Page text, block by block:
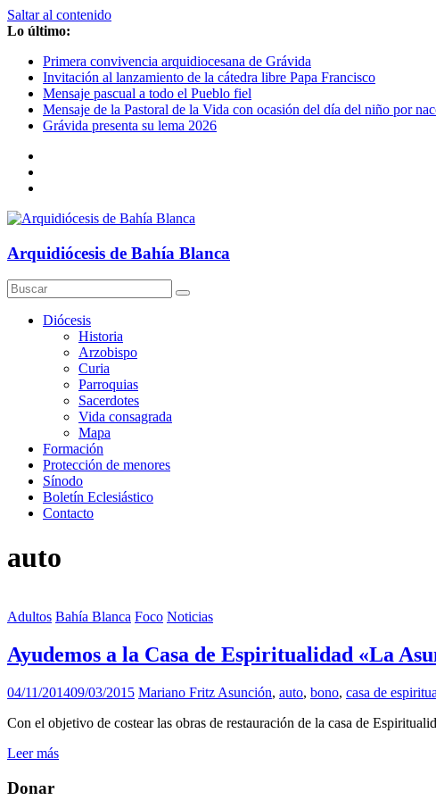
Saltar al contenido
Lo último:
Primera convivencia arquidiocesana de Grávida
Invitación al lanzamiento de la cátedra libre Papa Francisco
Mensaje pascual a todo el Pueblo fiel
Mensaje de la Pastoral de la Vida con ocasión del día del niño por
Grávida presenta su lema 2026
Arquidiócesis de Bahía Blanca
Diócesis
Historia
Arzobispo
Curia
Parroquias
Sacerdotes
Vida consagrada
Mapa
Formación
Protección de menores
Sínodo
Boletín Eclesiástico
Contacto
auto
Adultos Bahía Blanca Foco Noticias
Ayudemos a la Casa de Espiritualidad «La
04/11/201409/03/2015 Mariano Fritz Asunción, auto, bono, casa de
Con el objetivo de costear las obras de restauración de la casa de
Leer más
Donar